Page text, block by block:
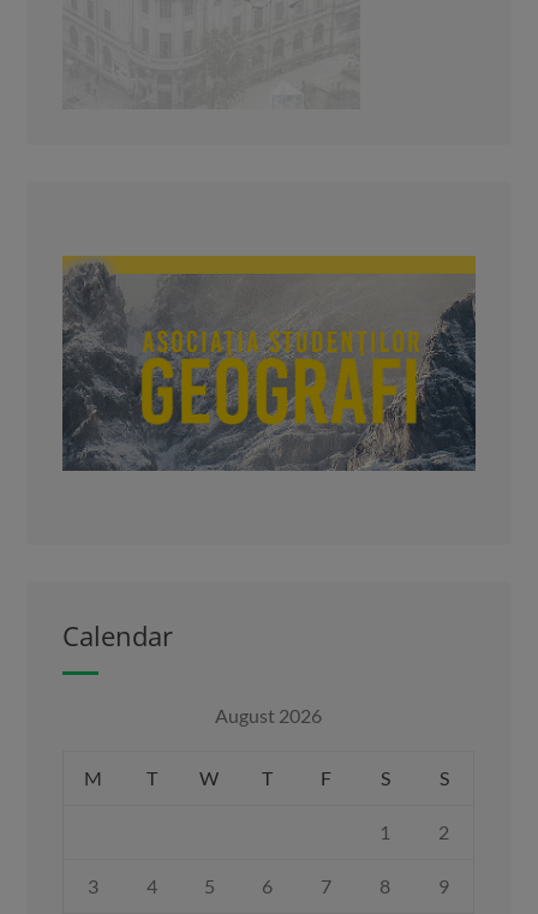
Calendar
August 2026
M T W T F S S
1 2
3 4 5 6 7 8 9